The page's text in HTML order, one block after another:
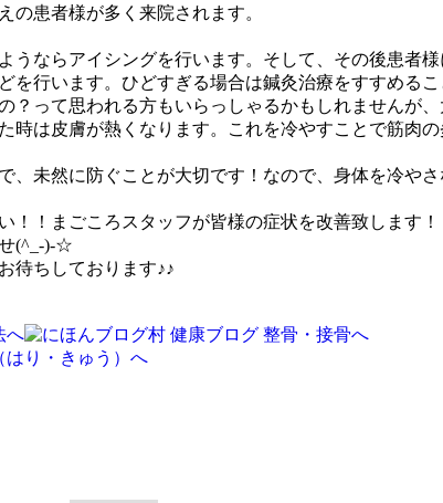
の患者様が多く来院されます。
うならアイシングを行います。そして、その後患者
を行います。ひどすぎる場合は鍼灸治療をすすめるこ
？って思われる方もいらっしゃるかもしれませんが、
時は皮膚が熱くなります。これを冷やすことで筋肉
、未然に防ぐことが大切です！なので、身体を冷や
！！まごころスタッフが皆様の症状を改善致します！
(^_-)-☆
待ちしております♪♪